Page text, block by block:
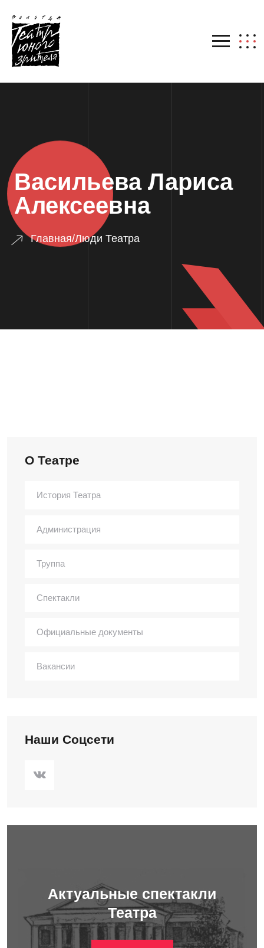
Васильева Лариса
Алексеевна
Главная/Люди Театра
О Театре
История Театра
Администрация
Труппа
Спектакли
Официальные документы
Вакансии
Наши Соцсети
Актуальные спектакли
Театра